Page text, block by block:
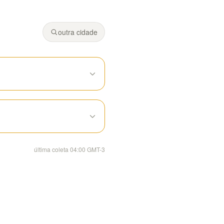
de chance de chuva. Fonte: Climeo (modelos Open-Meteo).
outra cidade
última coleta 04:00 GMT-3